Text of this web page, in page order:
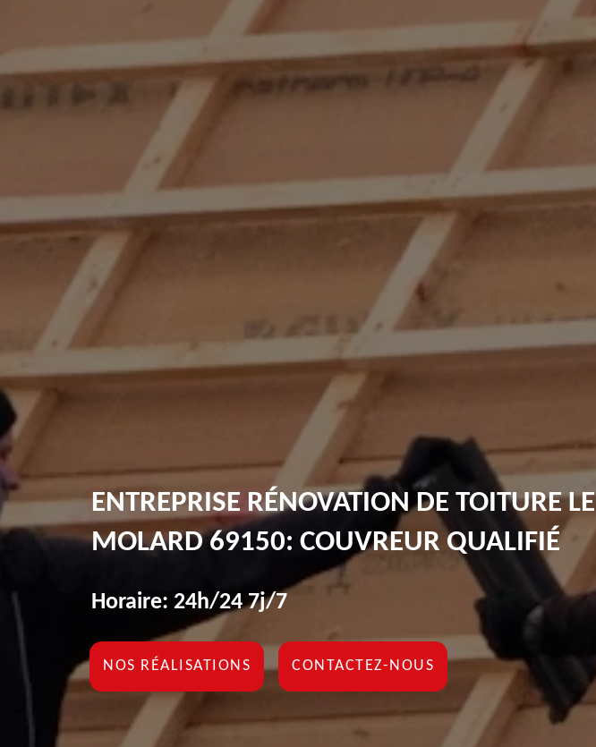
ENTREPRISE RÉNOVATION DE TOITURE LE
MOLARD 69150: COUVREUR QUALIFIÉ
Horaire: 24h/24 7j/7
NOS RÉALISATIONS CONTACTEZ-NOUS